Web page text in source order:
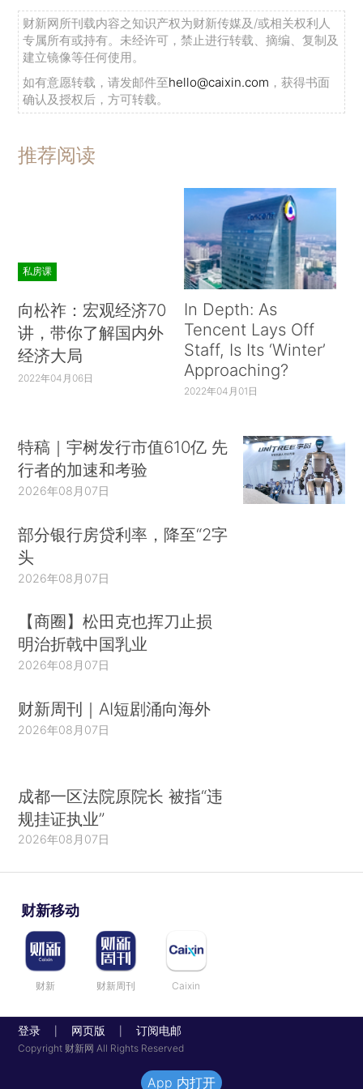
财新网所刊载内容之知识产权为财新传媒及/或相关权利人
专属所有或持有。未经许可，禁止进行转载、摘编、复制及
建立镜像等任何使用。
如有意愿转载，请发邮件至hello@caixin.com ，获得书面
确认及授权后，方可转载。
推荐阅读
私房课
向松祚：宏观经济70
讲，带你了解国内外
经济大局
2022年04月06日
In Depth: As
Tencent Lays Off
Staff, Is Its ‘Winter’
Approaching?
2022年04月01日
特稿｜宇树发行市值610亿 先
行者的加速和考验
2026年08月07日
部分银行房贷利率，降至“2字
头
2026年08月07日
【商圈】松田克也挥刀止损
明治折戟中国乳业
2026年08月07日
财新周刊｜AI短剧涌向海外
2026年08月07日
成都一区法院原院长 被指“违
规挂证执业”
2026年08月07日
财新移动
财新 财新周刊 Caixin
登录 网页版 订阅电邮
Copyright 财新网 All Rights Reserved
App 内打开